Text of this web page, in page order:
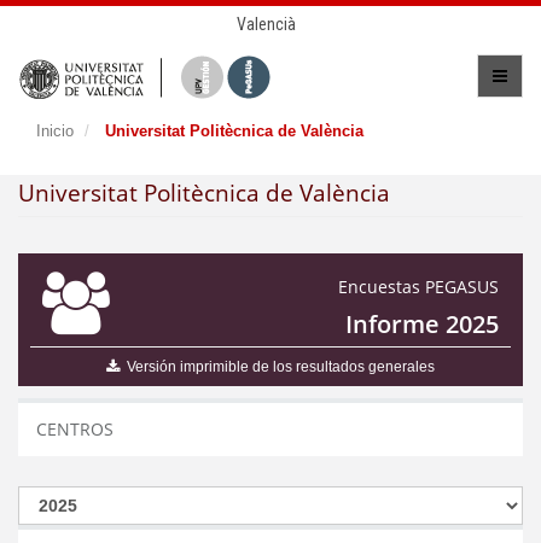
Valencià
Inicio Universitat Politècnica de València
Universitat Politècnica de València
Encuestas PEGASUS
Informe 2025
Versión imprimible de los resultados generales
CENTROS